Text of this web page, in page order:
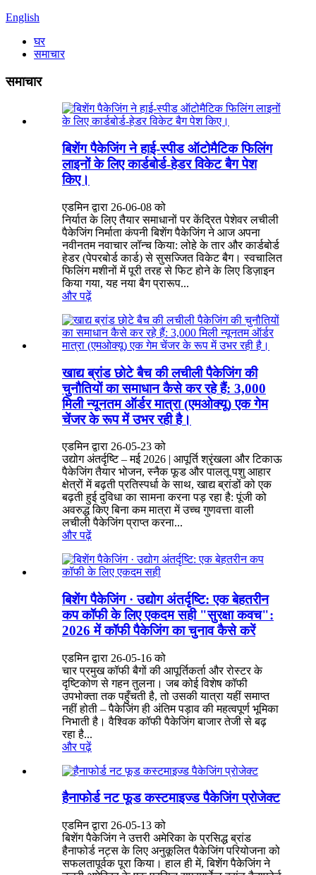
English
घर
समाचार
समाचार
बिशेंग पैकेजिंग ने हाई-स्पीड ऑटोमैटिक फिलिंग
लाइनों के लिए कार्डबोर्ड-हेडर विकेट बैग पेश
किए।
एडमिन द्वारा 26-06-08 को
निर्यात के लिए तैयार समाधानों पर केंद्रित पेशेवर लचीली
पैकेजिंग निर्माता कंपनी बिशेंग पैकेजिंग ने आज अपना
नवीनतम नवाचार लॉन्च किया: लोहे के तार और कार्डबोर्ड
हेडर (पेपरबोर्ड कार्ड) से सुसज्जित विकेट बैग। स्वचालित
फिलिंग मशीनों में पूरी तरह से फिट होने के लिए डिज़ाइन
किया गया, यह नया बैग प्रारूप...
और पढ़ें
खाद्य ब्रांड छोटे बैच की लचीली पैकेजिंग की
चुनौतियों का समाधान कैसे कर रहे हैं: 3,000
मिली न्यूनतम ऑर्डर मात्रा (एमओक्यू) एक गेम
चेंजर के रूप में उभर रही है।
एडमिन द्वारा 26-05-23 को
उद्योग अंतर्दृष्टि – मई 2026 | आपूर्ति श्रृंखला और टिकाऊ
पैकेजिंग तैयार भोजन, स्नैक फूड और पालतू पशु आहार
क्षेत्रों में बढ़ती प्रतिस्पर्धा के साथ, खाद्य ब्रांडों को एक
बढ़ती हुई दुविधा का सामना करना पड़ रहा है: पूंजी को
अवरुद्ध किए बिना कम मात्रा में उच्च गुणवत्ता वाली
लचीली पैकेजिंग प्राप्त करना...
और पढ़ें
बिशेंग पैकेजिंग · उद्योग अंतर्दृष्टि: एक बेहतरीन
कप कॉफी के लिए एकदम सही "सुरक्षा कवच":
2026 में कॉफी पैकेजिंग का चुनाव कैसे करें
एडमिन द्वारा 26-05-16 को
चार प्रमुख कॉफी बैगों की आपूर्तिकर्ता और रोस्टर के
दृष्टिकोण से गहन तुलना। जब कोई विशेष कॉफी
उपभोक्ता तक पहुँचती है, तो उसकी यात्रा यहीं समाप्त
नहीं होती – पैकेजिंग ही अंतिम पड़ाव की महत्वपूर्ण भूमिका
निभाती है। वैश्विक कॉफी पैकेजिंग बाजार तेजी से बढ़
रहा है...
और पढ़ें
हैनाफोर्ड नट फूड कस्टमाइज्ड पैकेजिंग प्रोजेक्ट
एडमिन द्वारा 26-05-13 को
बिशेंग पैकेजिंग ने उत्तरी अमेरिका के प्रसिद्ध ब्रांड
हैनाफोर्ड नट्स के लिए अनुकूलित पैकेजिंग परियोजना को
सफलतापूर्वक पूरा किया। हाल ही में, बिशेंग पैकेजिंग ने